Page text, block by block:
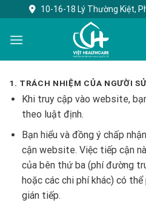
to
content
10-16-18 Lý Thường Kiệt,
1. TRÁCH NHIỆM CỦA NGƯỜI
Khi truy cập vào website,
theo luật định.
Bạn hiểu và đồng ý chấp
cận website. Việc tiếp cận
của bên thứ ba (phí đường
hoặc các chi phí khác) có
gián tiếp.